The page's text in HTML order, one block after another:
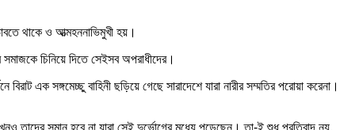
থাকে ও আত্মহননাভিমুখী হয়।
চিনিয়ে দিতে সেইসব অপরাধীদের।
এক সঙ্গমেচ্ছু বাহিনী ছড়িয়ে গেছে সারাদেশে যারা নারীর সম্মতির পরোয়া করেনা।